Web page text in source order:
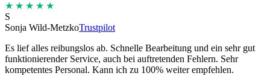
★★★★★
S
Sonja Wild-MetzkoTrustpilot
Es lief alles reibungslos ab. Schnelle Bearbeitung und ein sehr gut
funktionierender Service, auch bei auftretenden Fehlern. Sehr
kompetentes Personal. Kann ich zu 100% weiter empfehlen.